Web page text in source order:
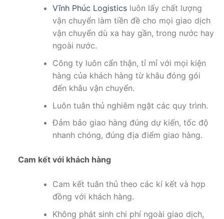
Vĩnh Phúc Logistics luôn lấy chất lượng
vận chuyển làm tiền đề cho mọi giao dịch
vận chuyển dù xa hay gần, trong nước hay
ngoài nước.
Công ty luôn cẩn thận, tỉ mỉ với mọi kiện
hàng của khách hàng từ khâu đóng gói
đến khâu vận chuyển.
Luôn tuân thủ nghiêm ngặt các quy trình.
Đảm bảo giao hàng đúng dự kiến, tốc độ
nhanh chóng, đúng địa điểm giao hàng.
Cam kết với khách hàng
Cam kết tuân thủ theo các kí kết và hợp
đồng với khách hàng.
Không phát sinh chi phí ngoài giao dịch,